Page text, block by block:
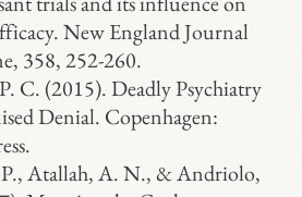
New England Journal
358, 252-260.
C. (2015). Deadly Psychiatry
Denial. Copenhagen:
Atallah, A. N., & Andriolo,